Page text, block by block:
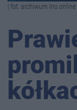
| fot. archiwum Ino.online